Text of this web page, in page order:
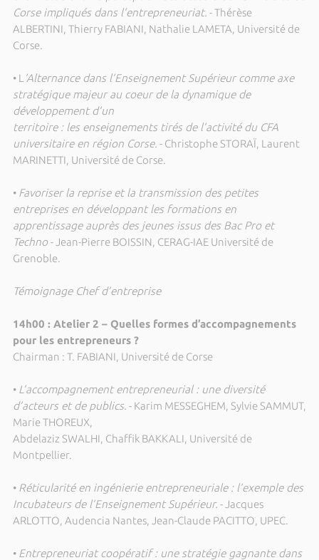
Corse impliqués dans l’entrepreneuriat. - Thérèse
ALBERTINI, Thierry FABIANI, Nathalie LAMETA, Université de
Corse.
• L ’Alternance dans l’Enseignement Supérieur comme axe
stratégique majeur au coeur de la dynamique de
développement d’un
territoire : les enseignements tirés de l’activité du CFA
universitaire en région Corse. - Christophe STORAÏ, Laurent
MARINETTI, Université de Corse.
• Favoriser la reprise et la transmission des petites
entreprises en développant les formations en
apprentissage auprès des jeunes issus des Bac Pro et
Techno - Jean-Pierre BOISSIN, CERAG-IAE Université de
Grenoble.
Témoignage Chef d’entreprise
14h00 : Atelier 2 – Quelles formes d’accompagnements
pour les entrepreneurs ?
Chairman : T. FABIANI, Université de Corse
• L’accompagnement entrepreneurial : une diversité
d’acteurs et de publics. - Karim MESSEGHEM, Sylvie SAMMUT,
Marie THOREUX,
Abdelaziz SWALHI, Chaffik BAKKALI, Université de
Montpellier.
• Réticularité en ingénierie entrepreneuriale : l’exemple des
Incubateurs de l’Enseignement Supérieur. - Jacques
ARLOTTO, Audencia Nantes, Jean-Claude PACITTO, UPEC.
• Entrepreneuriat coopératif : une stratégie gagnante dans